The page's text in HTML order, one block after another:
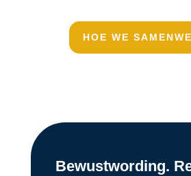
HOE WE
Bewustwording.